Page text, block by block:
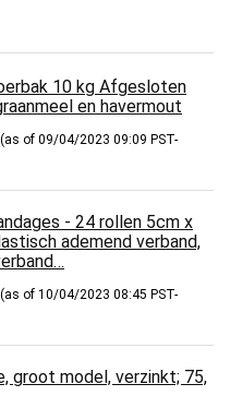
10 kg Afgesloten
en havermout
(as of 09/04/2023 09:09 PST-
- 24 rollen 5cm x
ademend verband,
(as of 10/04/2023 08:45 PST-
groot model, verzinkt; 75,